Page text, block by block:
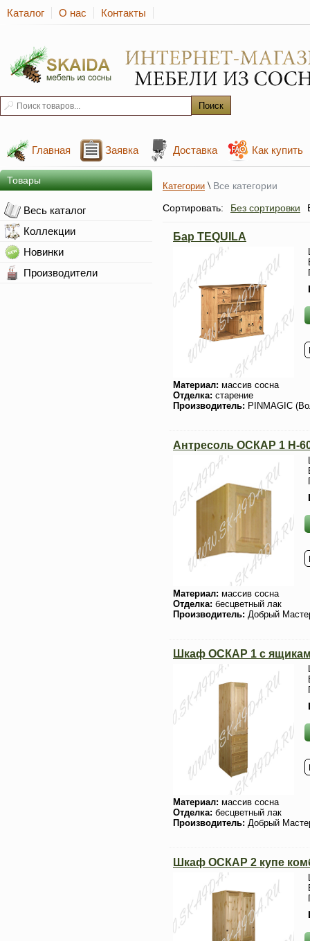
Каталог О нас Контакты
Главная Заявка Доставка Как купить
Товары
Весь каталог
Коллекции
Новинки
Производители
Категории \ Все категории
Сортировать:
Без сортировки
Бар TEQUILA
Материал: массив сосна
Отделка: старение
Производитель: PINMAGIC
Антресоль ОСКАР 1 H-
Материал: массив сосна
Отделка: бесцветный лак
Производитель: Добрый
Шкаф ОСКАР 1 с
Материал: массив сосна
Отделка: бесцветный лак
Производитель: Добрый
Шкаф ОСКАР 2 купе